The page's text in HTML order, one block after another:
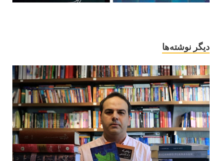
دیگر نوشته‌ها